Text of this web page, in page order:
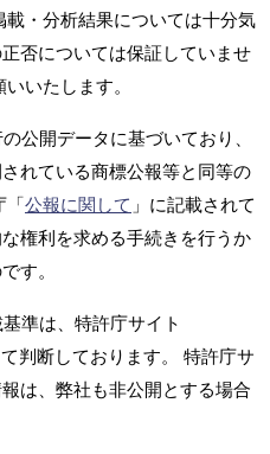
・分析結果については十分気
否については保証していませ
いたします。
公開データに基づいており、
れている商標公報等と同等の
「公報に関して 」に記載されて
権利を求める手続きを行うか
す。
準は、特許庁サイト
判断しております。 特許庁サ
は、弊社も非公開とする場合